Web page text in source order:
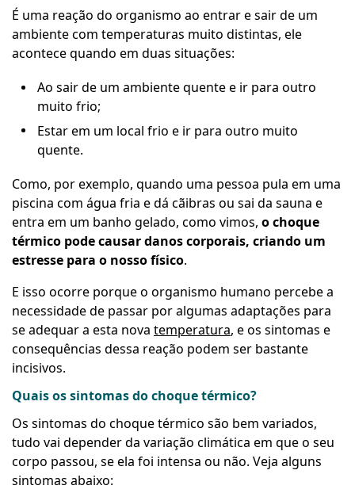
É uma reação do organismo ao entrar e sair de um
ambiente com temperaturas muito distintas, ele
acontece quando em duas situações:
Ao sair de um ambiente quente e ir para outro
muito frio;
Estar em um local frio e ir para outro muito
quente.
Como, por exemplo, quando uma pessoa pula em uma
piscina com água fria e dá cãibras ou sai da sauna e
entra em um banho gelado, como vimos, o choque
térmico pode causar danos corporais, criando um
estresse para o nosso físico.
E isso ocorre porque o organismo humano percebe a
necessidade de passar por algumas adaptações para
se adequar a esta nova temperatura, e os sintomas e
consequências dessa reação podem ser bastante
incisivos.
Quais os sintomas do choque térmico?
Os sintomas do choque térmico são bem variados,
tudo vai depender da variação climática em que o seu
corpo passou, se ela foi intensa ou não. Veja alguns
sintomas abaixo: